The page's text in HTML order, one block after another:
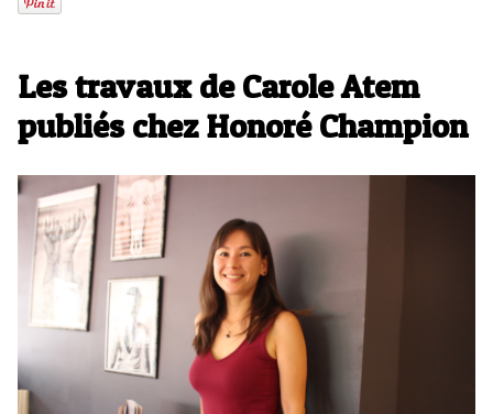
Les travaux de Carole Atem
publiés chez Honoré Champion